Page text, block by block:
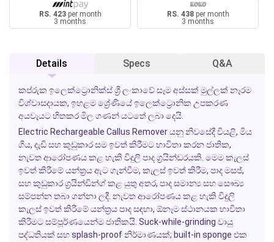
RS. 423per month
3 months
RS. 438per month
3 months
Details Specs Q&A
කප්රුක ඉලෙක්ට්‍රොනික්ස් ශ්‍රී ලංකාවේ සෑම අස්සක් මුල්ලක් නෑරම
විශ්වාසදායක, ඉහළම ශ්‍රේණියේ ඉලෙක්ට්‍රොනික උපකරණ
අයවැයට හිතකර මිල ගණන් යටතේ ලබා දෙයි.
Electric Rechargeable Callus Remover යනු නිවසේදී වියළි, මිය
ගිය, දැඩි සහ කුඩුකාර සම ඉවත් කිරීමට භාවිතා කරන ජාතික,
නැවත ආරෝපණය කළ හැකි විදුලි පාද ග්‍රයින්ඩරයකි. මෙම කැලස්
ඉවත් කිරීමේ යන්ත්‍රය ඇට ගැන්වීම, කැලස් ඉවත් කිරීම, පාද මසජ්,
සහ කුඩුකාර ග්‍රයින්ඩින්ග් කළ යුතු අතර, පාද සමාන්‍ය සහ සෞඛ්‍ය
සම්පන්න තබා ගන්නා ලදී. නැවත ආරෝපණය කළ හැකි විදුලි
කැලස් ඉවත් කිරීමේ යන්ත්‍රයපාද සඳහා, ඕනෑම ස්ථානයක භාවිතා
කිරීමට සම්පූර්ණයෙන්ම ජාතිකයි. Suck-while-grinding වායු
පද්ධතියක් සහ splash-proof නිර්මාණයක්; built-in sponge එක